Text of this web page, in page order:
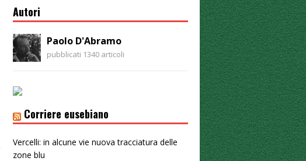
Autori
Paolo D'Abramo
pubblicati 1340 articoli
Corriere eusebiano
Vercelli: in alcune vie nuova tracciatura delle
zone blu